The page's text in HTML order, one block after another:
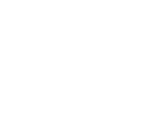
důležitých kontraktů a
čaj, káva) formou